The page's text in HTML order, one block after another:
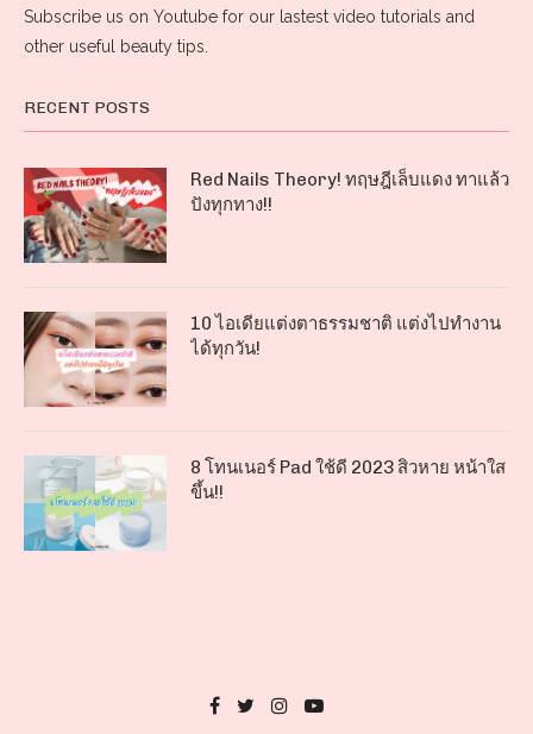
Subscribe us on Youtube for our lastest video tutorials and
other useful beauty tips.
RECENT POSTS
Red Nails Theory! ทฤษฎีเล็บแดง ทาแล้ว
ปังทุกทาง!!
10 ไอเดียแต่งตาธรรมชาติ แต่งไปทำงาน
ได้ทุกวัน!
8 โทนเนอร์ Pad ใช้ดี 2023 สิวหาย หน้าใส
ขึ้น!!